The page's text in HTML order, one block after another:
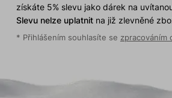
získáte 5% slevu jako dárek na
Slevu nelze uplatnitna již zlevněné
* Přihlášením souhlasíte se zpracováním